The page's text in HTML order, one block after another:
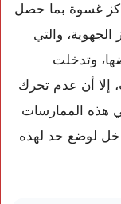
غسوة بما حصل
والتي
وتدخلت
إلا أن عدم تحرك
هذه الممارسات
لوضع حد لهذه